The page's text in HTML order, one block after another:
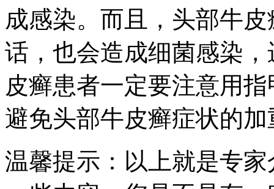
成感染。而且，头部牛
话，也会造成细菌感染
皮癣患者一定要注意用
避免头部牛皮癣症状的加
温馨提示：以上就是专